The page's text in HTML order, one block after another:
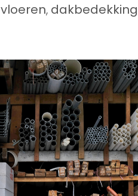
vloeren, dakbedekking